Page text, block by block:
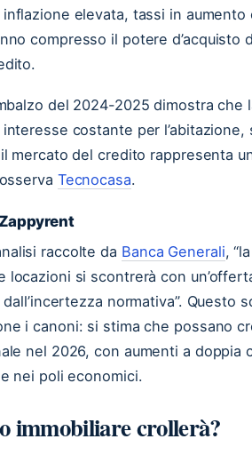
elevata, tassi in
compresso il potere d’acquisto
del 2024-2025 dimostra che
interesse costante per
mercato del credito rappresenta
Tecnocasa.
raccolte da Banca Generali,
locazioni si scontrerà con
normativa”. Questo
i canoni: si stima che possano
nel 2026, con aumenti a doppia
nei poli economici.
immobiliare crollerà?